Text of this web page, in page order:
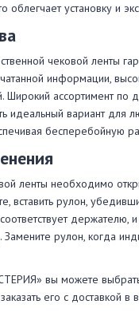
облегчает установку и
чековой ленты
информации,
Широкий ассортимент
идеальный вариант для
бесперебойную
ленты необходимо
вставить рулон,
держателю,
рулон, когда
вы можете
его с доставкой в